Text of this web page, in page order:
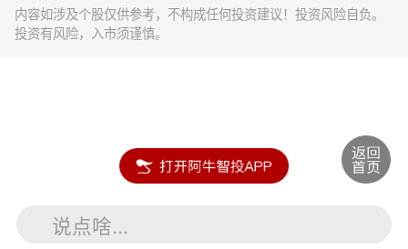
内容如涉及个股仅供参考，不构成任何投资建议！投资风险自负。
投资有风险，入市须谨慎。
说点啥...